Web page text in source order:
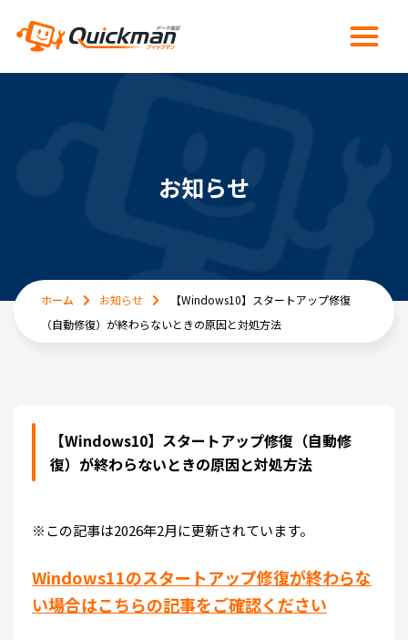
お知らせ
ホーム お知らせ
【Windows10】スタートアップ修復
（自動修復）が終わらないときの原因と対処方法
【Windows10】スタートアップ修復（自動修
復）が終わらないときの原因と対処方法
※この記事は2026年2月に更新されています。
Windows11のスタートアップ修復が終わらな
い場合はこちらの記事をご確認ください